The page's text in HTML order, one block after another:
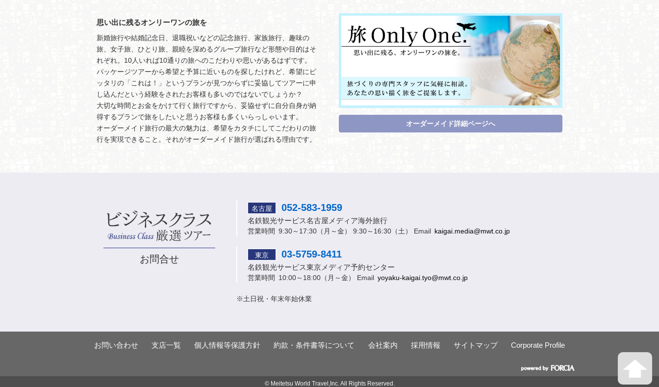
思い出に残るオンリーワンの旅を
新婚旅行や結婚記念日、退職祝いなどの記念旅行、家族旅行、趣味の
旅、女子旅、ひとり旅、親睦を深めるグループ旅行など形態や目的はそ
れぞれ。10人いれば10通りの旅へのこだわりや思いがあるはずです。
パッケージツアーから希望と予算に近いものを探したけれど、希望にピ
ッタリの「これは！」というプランが見つからずに妥協してツアーに申
し込んだという経験をされたお客様も多いのではないでしょうか？
大切な時間とお金をかけて行く旅行ですから、妥協せずに自分自身が納
得するプランで旅をしたいと思うお客様も多くいらっしゃいます。
オーダーメイド旅行の最大の魅力は、希望をカタチにしてこだわりの旅
行を実現できること。それがオーダーメイド旅行が選ばれる理由です。
オーダーメイド詳細ページへ
お問合せ
名古屋 052-583-1959
名鉄観光サービス名古屋メディア海外旅行
営業時間 9:30～17:30（月～金） 9:30～16:30（土） Email kaigai.media@mwt.co.jp
東京 03-5759-8411
名鉄観光サービス東京メディア予約センター
営業時間 10:00～18:00（月～金） Email yoyaku-kaigai.tyo@mwt.co.jp
※土日祝・年末年始休業
お問い合わせ 支店一覧 個人情報等保護方針 約款・条件書等について 会社案内 採用情報 サイトマップ Corporate Profile
© Meitetsu World Travel,Inc. All Rights Reserved.